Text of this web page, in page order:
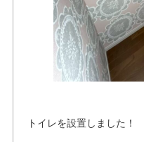
トイレを設置しました！